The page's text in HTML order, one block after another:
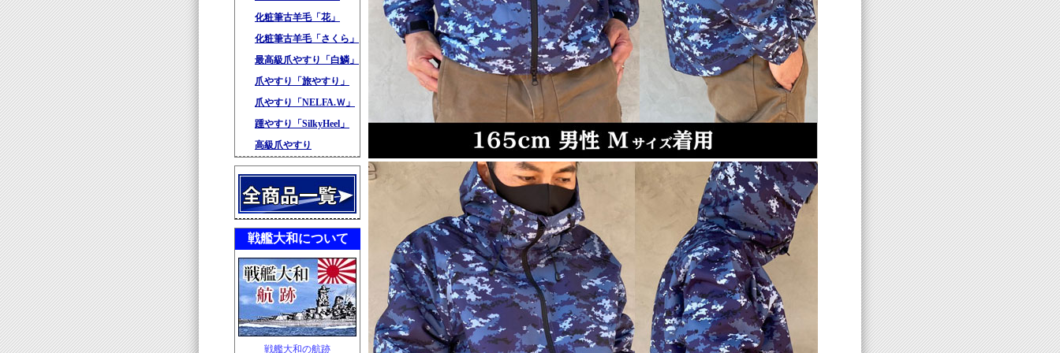
化粧筆古羊毛「花」
化粧筆古羊毛「さくら」
最高級爪やすり「白鱗」
爪やすり「旅やすり」
爪やすり「NELFA.Ｗ」
踵やすり「SilkyHeel」
高級爪やすり
戦艦大和について
戦艦大和の航跡